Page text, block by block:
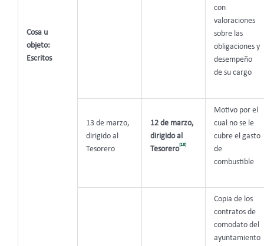
Cosa u
objeto:
Escritos
con
valoraciones
sobre las
obligaciones y
desempeño
de su cargo
13 de marzo,
dirigido al
Tesorero
12 de marzo,
dirigido al
Tesorero
[18]
Motivo por el
cual no se le
cubre el gasto
de
combustible
Copia de los
contratos de
comodato del
ayuntamiento